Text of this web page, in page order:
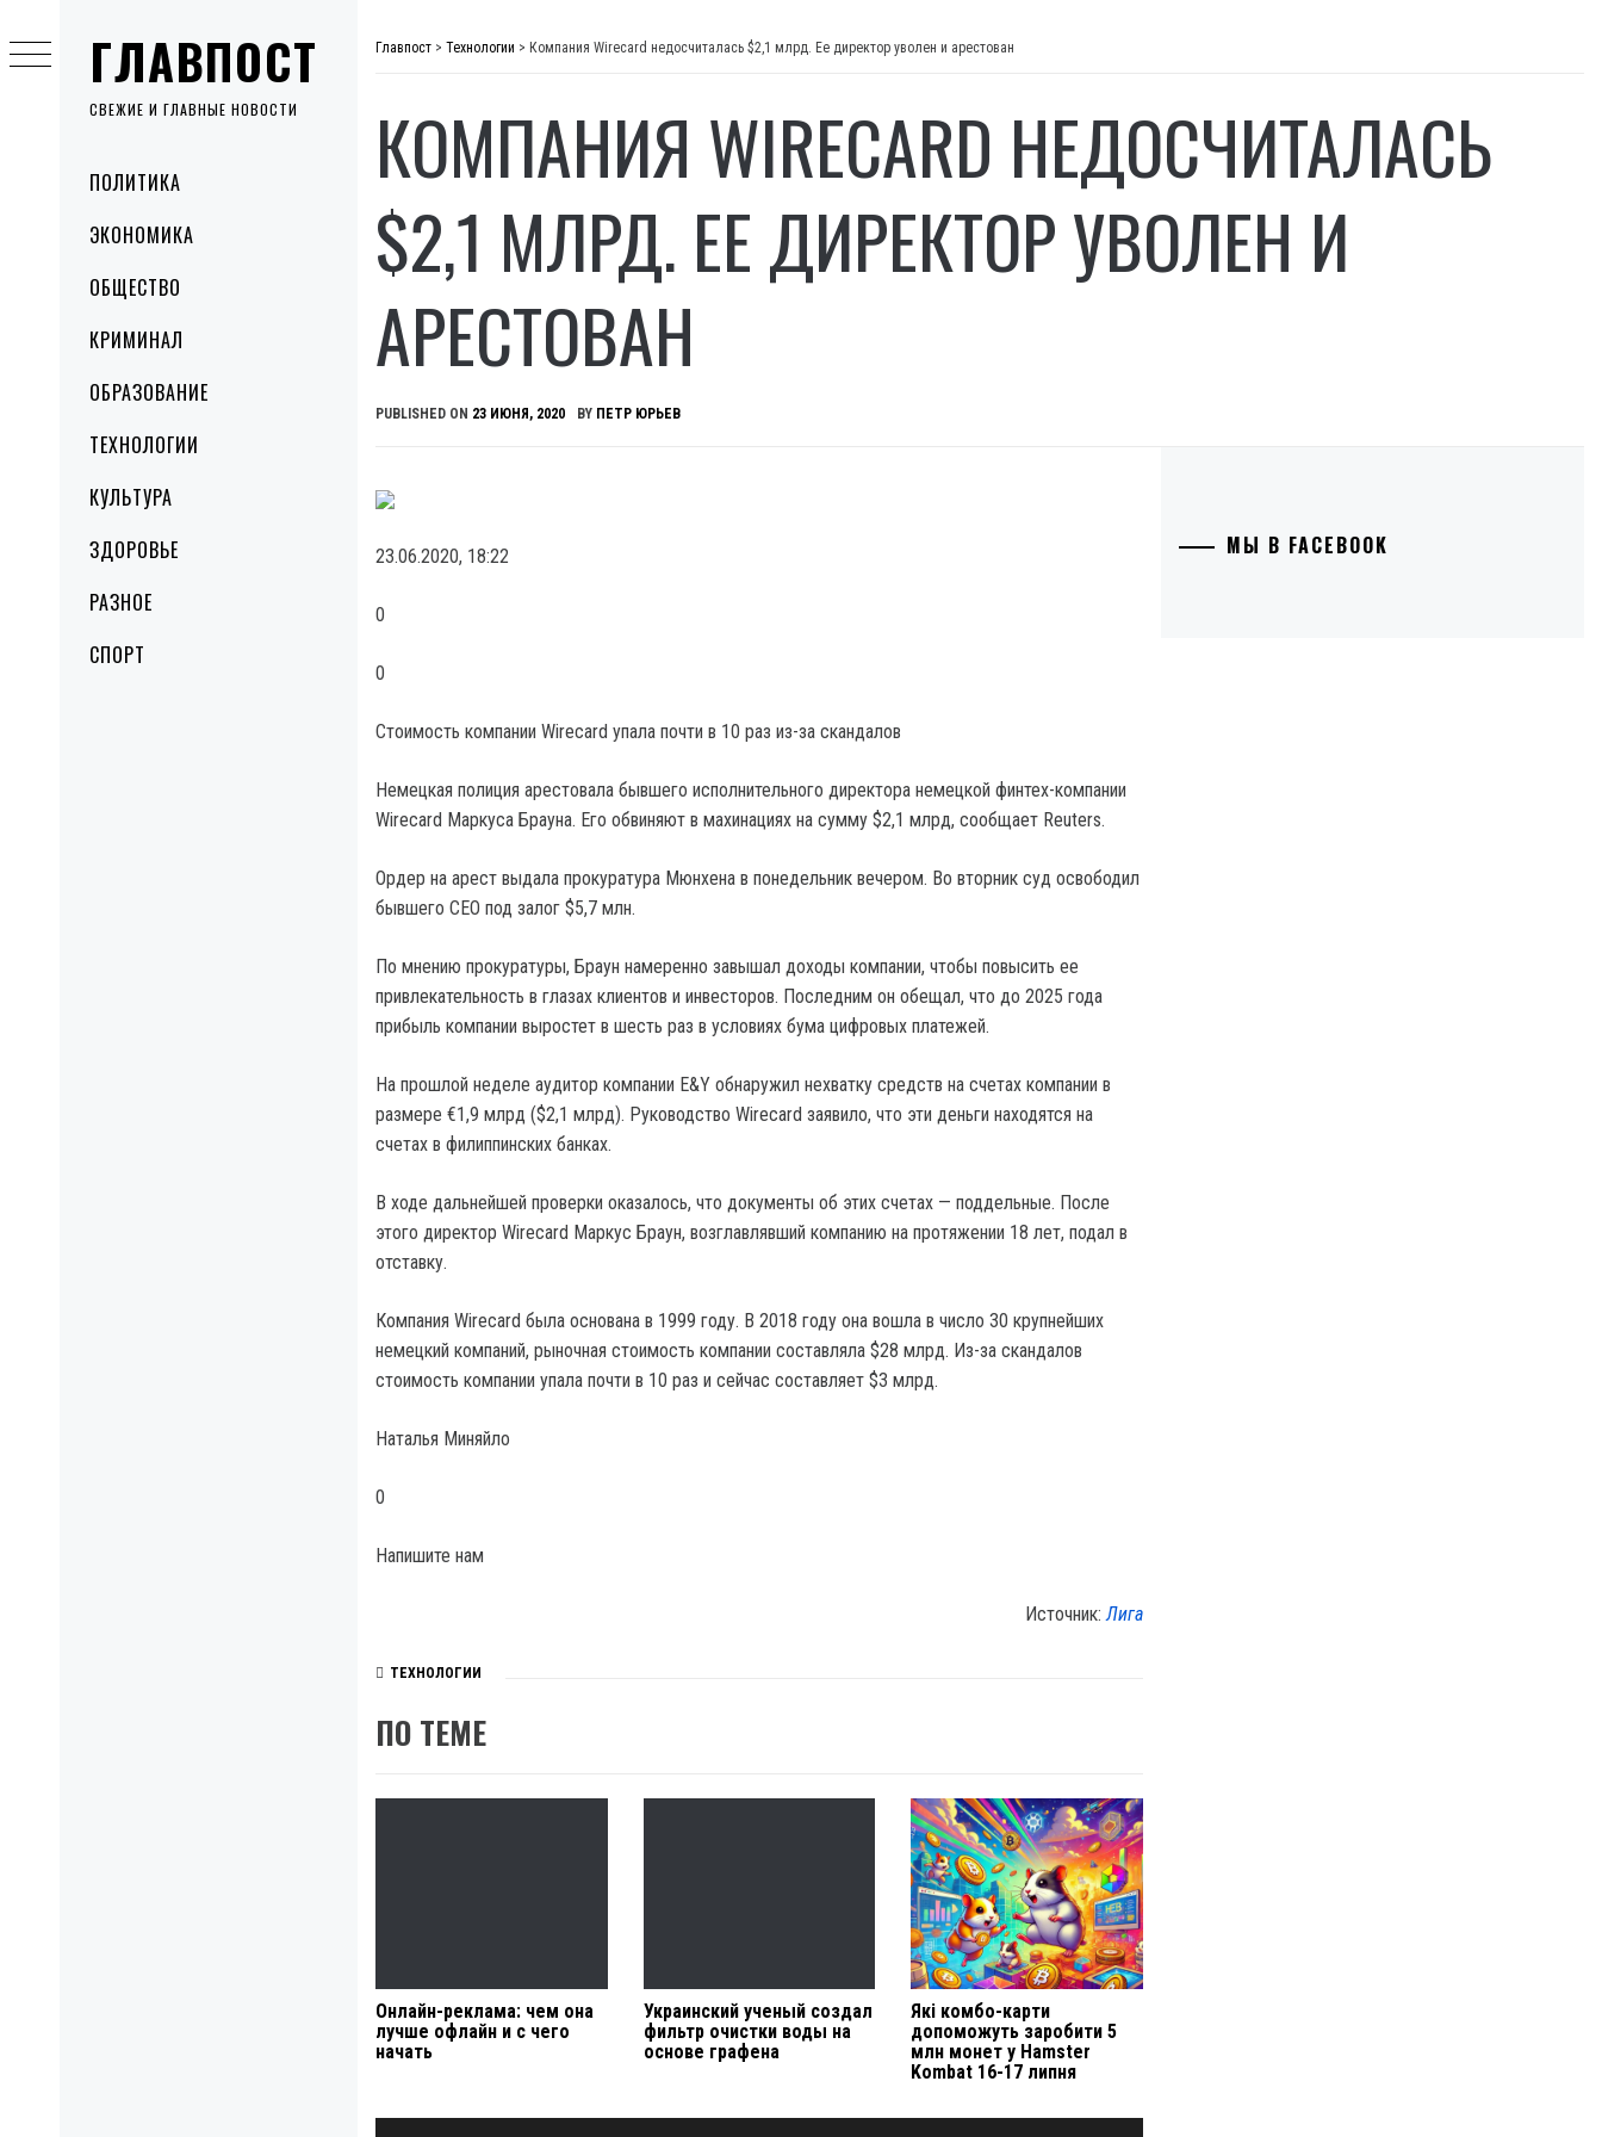
ГЛАВПОСТ
СВЕЖИЕ И ГЛАВНЫЕ НОВОСТИ
MenuПОЛИТИКА
ЭКОНОМИКА
ОБЩЕСТВО
КРИМИНАЛ
ОБРАЗОВАНИЕ
ТЕХНОЛОГИИ
КУЛЬТУРА
ЗДОРОВЬЕ
РАЗНОЕ
СПОРТ
to
content
Главпост > Технологии > Компания Wirecard недосчиталась $2,1 млрд. Ее директор уволен и арестован
КОМПАНИЯ WIRECARD НЕДОСЧИТАЛАСЬ
$2,1 МЛРД. ЕЕ ДИРЕКТОР УВОЛЕН И
АРЕСТОВАН
PUBLISHED ON 23 ИЮНЯ, 2020 BY ПЕТР ЮРЬЕВ
23.06.2020, 18:22
0
0
Стоимость компании Wirecard упала почти в 10 раз из-за скандалов
Немецкая полиция арестовала бывшего исполнительного директора немецкой финтех-компании
Wirecard Маркуса Брауна. Его обвиняют в махинациях на сумму $2,1 млрд, сообщает Reuters.
Ордер на арест выдала прокуратура Мюнхена в понедельник вечером. Во вторник суд освободил
бывшего CEO под залог $5,7 млн.
По мнению прокуратуры, Браун намеренно завышал доходы компании, чтобы повысить ее
привлекательность в глазах клиентов и инвесторов. Последним он обещал, что до 2025 года
прибыль компании выростет в шесть раз в условиях бума цифровых платежей.
На прошлой неделе аудитор компании E&Y обнаружил нехватку средств на счетах компании в
размере €1,9 млрд ($2,1 млрд). Руководство Wirecard заявило, что эти деньги находятся на
счетах в филиппинских банках.
В ходе дальнейшей проверки оказалось, что документы об этих счетах — поддельные. После
этого директор Wirecard Маркус Браун, возглавлявший компанию на протяжении 18 лет, подал в
отставку.
Компания Wirecard была основана в 1999 году. В 2018 году она вошла в число 30 крупнейших
немецкий компаний, рыночная стоимость компании составляла $28 млрд. Из-за скандалов
стоимость компании упала почти в 10 раз и сейчас составляет $3 млрд.
Наталья Миняйло
0
Напишите нам
Источник:Лига
ТЕХНОЛОГИИ
ПО ТЕМЕ
Онлайн-реклама: чем она
лучше офлайн и с чего
начать
Украинский ученый создал
фильтр очистки воды на
основе графена
Які комбо-карти
допоможуть заробити 5
млн монет у Hamster
Kombat 16-17 липня
МЫ В FACEBOOK